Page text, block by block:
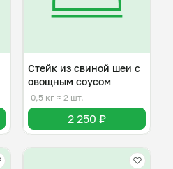
Стейк из свиной шеи с
овощным соусом
0,5 кг ≈ 2 шт.
2 250 ₽